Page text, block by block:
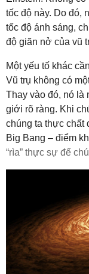
tốc độ này. Do đó,
tốc độ ánh sáng,
độ giãn nở của vũ
Một yếu tố khác
Vũ trụ không có
Thay vào đó, nó là
giới rõ ràng. Khi
chúng ta thực chất
Big Bang – điểm
“rìa” thực sự để